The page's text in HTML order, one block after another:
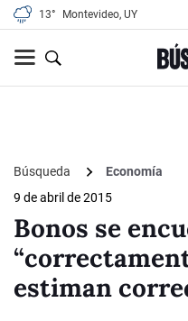
13° Montevideo, UY
Búsqueda
Economía
9 de abril de 2015
Bonos se
estiman